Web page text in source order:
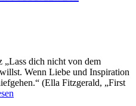
„Lass dich nicht von dem
Wenn Liebe und Inspiration
(Ella Fitzgerald, „First